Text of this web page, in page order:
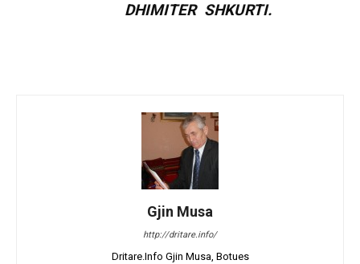
DHIMITER SHKURTI.
Gjin Musa
http://dritare.info/
Dritare.Info Gjin Musa, Botues